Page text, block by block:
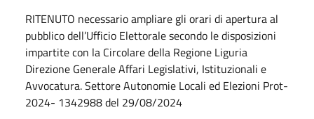
RITENUTO necessario ampliare gli orari di apertura al
pubblico dell’Ufficio Elettorale secondo le disposizioni
impartite con la Circolare della Regione Liguria
Direzione Generale Affari Legislativi, Istituzionali e
Avvocatura. Settore Autonomie Locali ed Elezioni Prot-
2024- 1342988 del 29/08/2024